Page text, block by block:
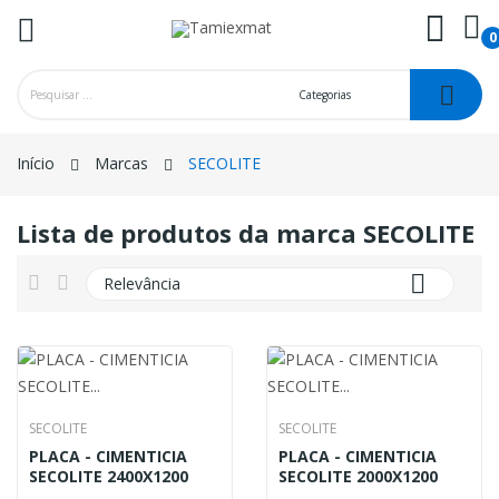
0
Início Marcas SECOLITE
Lista de produtos da marca SECOLITE
Relevância 
SECOLITE
PLACA - CIMENTICIA
SECOLITE 2400X1200
SECOLITE
PLACA - CIMENTICIA
SECOLITE 2000X1200